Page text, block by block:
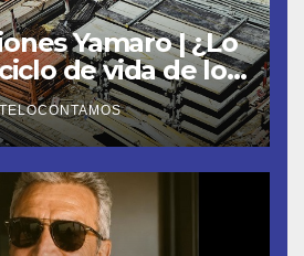
Yamaro | ¿Lo
de vida de los
de construcción
eficiencia en
TELOCONTAMOS